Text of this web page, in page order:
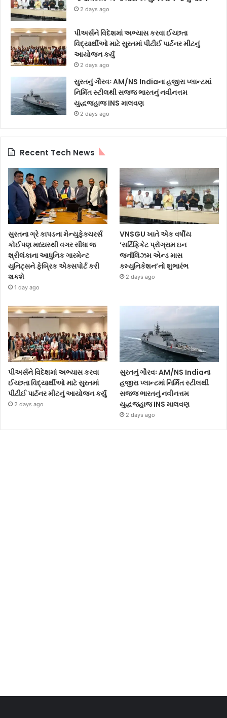
2 days ago
પીઅર્સને વિદેશમાં અભ્યાસ કરવા ઈચ્છતા
વિદ્યાર્થીઓ માટે સુરતમાં પીટીઈ પાર્ટનર મીટનું
આયોજન કર્યું
2 days ago
સુરતનું ગૌરવઃ AM/NS Indiaના હજીરા પ્લાન્ટમાં
નિર્મિત સ્ટીલથી સજ્જ ભારતનું નવીનત્તમ
યુદ્ધજહાજ INS માલવણ
2 days ago
Recent Tech News
સુરતના ગ્રે કાપડના મેન્યુફેક્ચરર્સ
કોઈપણ મધ્યસ્થી વગર સીધા જ
શ્રીલંકાના આધુનિક ગારમેન્ટ
યુનિટ્સને ફેબ્રિક એક્સપોર્ટ કરી
શકશે
1 day ago
VNSGU ખાતે એક વર્ષીય
‘સર્ટિફિકેટ પ્રોગ્રામ ઇન
જર્નાલિઝમ એન્ડ માસ
કમ્યુનિકેશન’નો શુભારંભ
2 days ago
પીઅર્સને વિદેશમાં અભ્યાસ કરવા
ઈચ્છતા વિદ્યાર્થીઓ માટે સુરતમાં
પીટીઈ પાર્ટનર મીટનું આયોજન કર્યું
2 days ago
સુરતનું ગૌરવઃ AM/NS Indiaના
હજીરા પ્લાન્ટમાં નિર્મિત સ્ટીલથી
સજ્જ ભારતનું નવીનત્તમ
યુદ્ધજહાજ INS માલવણ
2 days ago